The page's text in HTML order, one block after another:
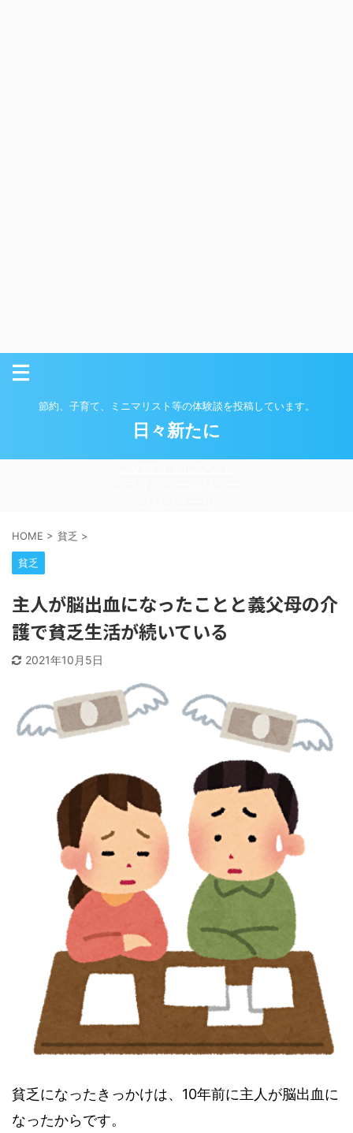
節約、子育て、ミニマリスト等の体験談を投稿しています。
日々新たに
HOME > 貧乏 >
貧乏
主人が脳出血になったことと義父母の介
護で貧乏生活が続いている
2021年10月5日
貧乏になったきっかけは、10年前に主人が脳出血に
なったからです。